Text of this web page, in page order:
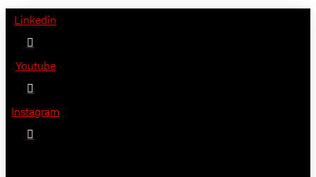
Saltar
contenido
Linkedin
Youtube
Instagram